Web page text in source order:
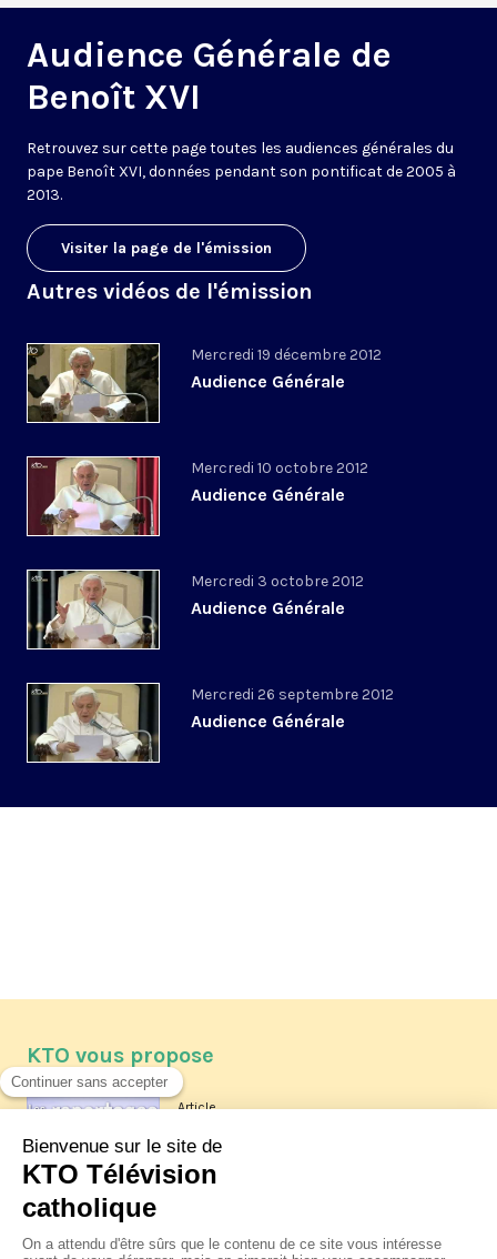
Audience Générale de
Benoît XVI
Retrouvez sur cette page toutes les audiences générales du
pape Benoît XVI, données pendant son pontificat de 2005 à
2013.
Visiter la page de l'émission
Autres vidéos de l'émission
Mercredi 19 décembre 2012
Audience Générale
Mercredi 10 octobre 2012
Audience Générale
Mercredi 3 octobre 2012
Audience Générale
Mercredi 26 septembre 2012
Audience Générale
KTO vous propose
Article
La visite pastorale du pape Léon
XIV à Assise à suivre sur KTO le